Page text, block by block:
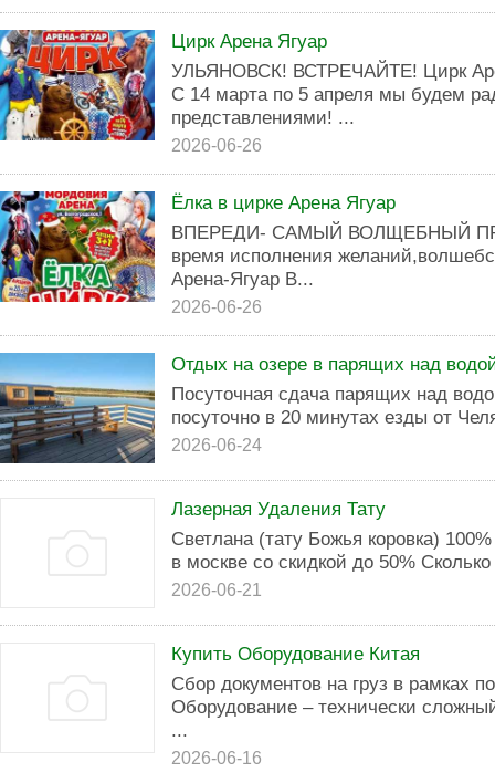
Цирк Арена Ягуар
УЛЬЯНОВСК! ВСТРЕЧАЙТЕ! Цирк
С 14 марта по 5 апреля мы будем
представлениями! ...
2026-06-26
Ёлка в цирке Арена Ягуар
ВПЕРЕДИ- САМЫЙ ВОЛЩЕБНЫЙ
время исполнения
Арена-Ягуар В...
2026-06-26
Отдых на озере в парящих над
Посуточная сдача парящих над
посуточно в 20 минутах езды от
2026-06-24
Лазерная Удаления Тату
Светлана (тату Божья коровка)
в москве со скидкой до 50%
2026-06-21
Купить Оборудование Китая
Сбор документов на груз в рамках
Оборудование – технически
...
2026-06-16